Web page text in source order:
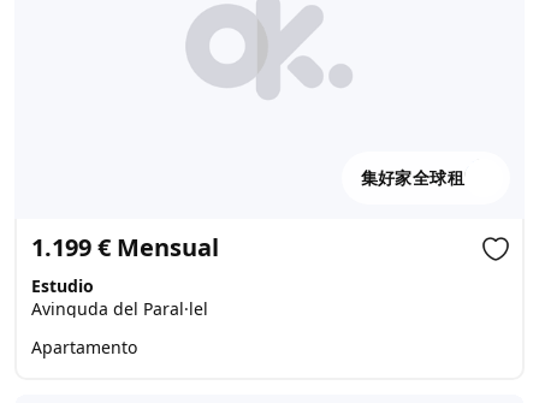
集好家全球租
1.199 € Mensual
Estudio
Avinguda del Paral·lel
Apartamento